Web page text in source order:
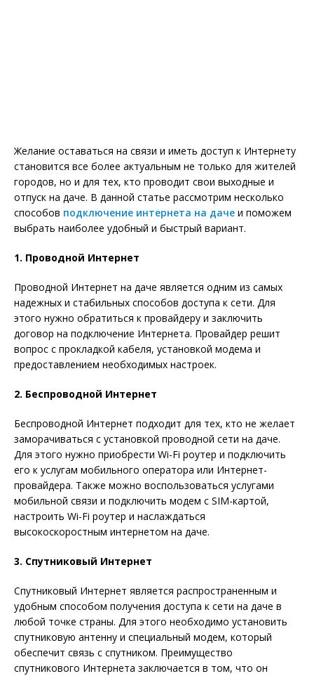
Желание оставаться на связи и иметь доступ к Интернету
становится все более актуальным не только для жителей
городов, но и для тех, кто проводит свои выходные и
отпуск на даче. В данной статье рассмотрим несколько
способов подключение интернета на даче и поможем
выбрать наиболее удобный и быстрый вариант.
1. Проводной Интернет
Проводной Интернет на даче является одним из самых
надежных и стабильных способов доступа к сети. Для
этого нужно обратиться к провайдеру и заключить
договор на подключение Интернета. Провайдер решит
вопрос с прокладкой кабеля, установкой модема и
предоставлением необходимых настроек.
2. Беспроводной Интернет
Беспроводной Интернет подходит для тех, кто не желает
заморачиваться с установкой проводной сети на даче.
Для этого нужно приобрести Wi-Fi роутер и подключить
его к услугам мобильного оператора или Интернет-
провайдера. Также можно воспользоваться услугами
мобильной связи и подключить модем с SIM-картой,
настроить Wi-Fi роутер и наслаждаться
высокоскоростным интернетом на даче.
3. Спутниковый Интернет
Спутниковый Интернет является распространенным и
удобным способом получения доступа к сети на даче в
любой точке страны. Для этого необходимо установить
спутниковую антенну и специальный модем, который
обеспечит связь с спутником. Преимущество
спутникового Интернета заключается в том, что он